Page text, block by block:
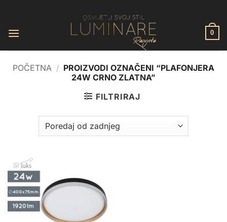
content
0
POČETNA / PROIZVODI OZNAČENI “PLAFONJERA
24W CRNO ZLATNA”
FILTRIRAJ